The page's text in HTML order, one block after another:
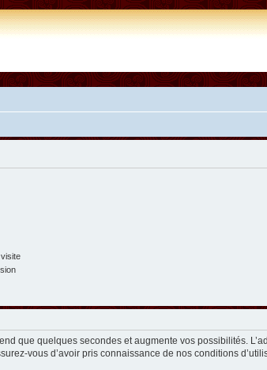
que quelques secondes et augmente vos possibilités.
vous d’avoir pris connaissance de nos conditions